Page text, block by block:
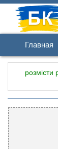
Главная
розмісти